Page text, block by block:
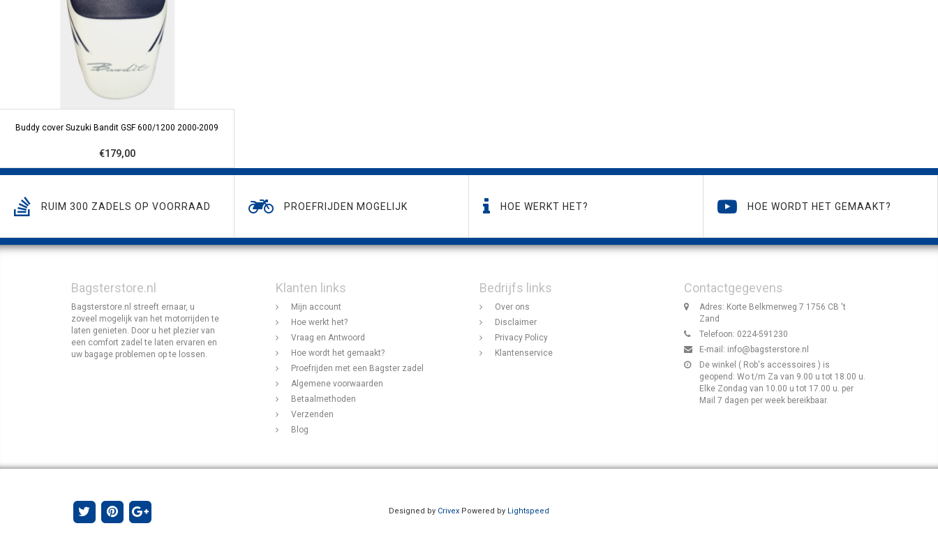
Buddy cover Suzuki Bandit GSF 600/1200 2000-2009
€179,00
RUIM 300 ZADELS OP VOORRAAD PROEFRIJDEN MOGELIJK HOE WERKT HET? HOE WORDT HET GEMAAKT?
Bagsterstore.nl
Bagsterstore.nl streeft ernaar, u
zoveel mogelijk van het motorrijden te
laten genieten. Door u het plezier van
een comfort zadel te laten ervaren en
uw bagage problemen op te lossen.
Klanten links
Mijn account
Hoe werkt het?
Vraag en Antwoord
Hoe wordt het gemaakt?
Proefrijden met een Bagster zadel
Algemene voorwaarden
Betaalmethoden
Verzenden
Blog
Bedrijfs links
Over ons
Disclaimer
Privacy Policy
Klantenservice
Contactgegevens
Adres: Korte Belkmerweg 7 1756 CB 't
Zand
Telefoon: 0224-591230
E-mail: info@bagsterstore.nl
De winkel ( Rob's accessoires ) is
geopend: Wo t/m Za van 9.00 u tot 18.00 u.
Elke Zondag van 10.00 u tot 17.00 u. per
Mail 7 dagen per week bereikbaar.
Designed by Crivex Powered by Lightspeed